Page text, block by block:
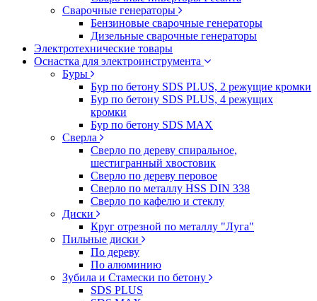
Сварочные генераторы
Бензиновые сварочные генераторы
Дизельные сварочные генераторы
Электротехнические товары
Оснастка для электроинструмента
Буры
Бур по бетону SDS PLUS, 2 режущие кромки
Бур по бетону SDS PLUS, 4 режущих
кромки
Бур по бетону SDS MAX
Сверла
Сверло по дереву спиральное,
шестигранный хвостовик
Сверло по дереву перовое
Сверло по металлу HSS DIN 338
Сверло по кафелю и стеклу
Диски
Круг отрезной по металлу "Луга"
Пильные диски
По дереву
По алюминию
Зубила и Стамески по бетону
SDS PLUS